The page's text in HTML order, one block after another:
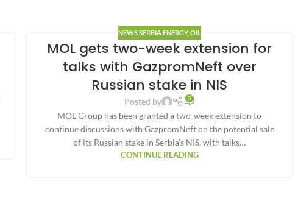
NEWS SERBIA ENERGY, OIL
MOL gets two-week extension for
talks with GazpromNeft over
Russian stake in NIS
Posted by 0
MOL Group has been granted a two-week extension to
continue discussions with GazpromNeft on the potential sale
of its Russian stake in Serbia’s NIS, with talks…
CONTINUE READING